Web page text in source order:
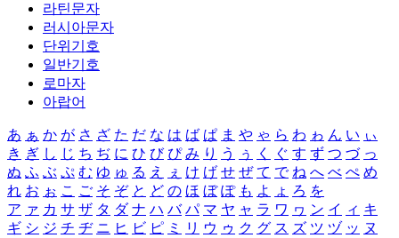
라틴문자
러시아문자
단위기호
일반기호
로마자
아랍어
あ ぁ か が さ ざ た だ な は ば ぱ ま や ゃ ら わ ゎ ん い ぃ
き ぎ し じ ち ぢ に ひ び ぴ み り う ぅ く ぐ す ず つ づ っ
ぬ ふ ぶ ぷ む ゆ ゅ る え ぇ け げ せ ぜ て で ね へ べ ぺ め
れ お ぉ こ ご そ ぞ と ど の ほ ぼ ぽ も よ ょ ろ を
ア ァ カ サ ザ タ ダ ナ ハ バ パ マ ヤ ャ ラ ワ ヮ ン イ ィ キ
ギ シ ジ チ ヂ ニ ヒ ビ ピ ミ リ ウ ゥ ク グ ス ズ ツ ヅ ッ ヌ